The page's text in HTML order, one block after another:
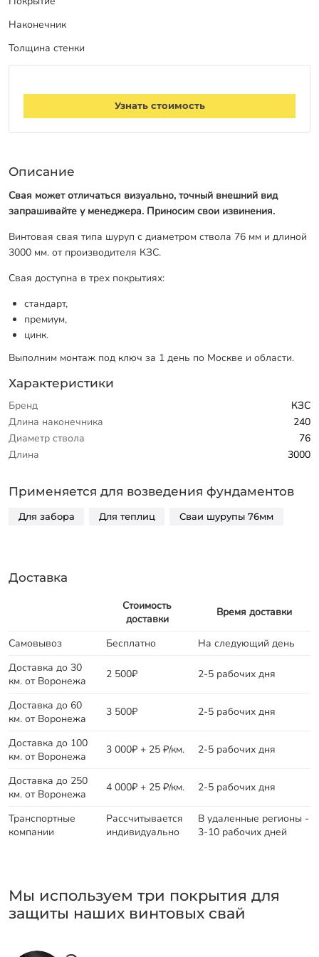
Заказать звонок
Наконечник
Толщина стенки
Узнать стоимость
Описание
Свая может отличаться визуально, точный внешний вид
запрашивайте у менеджера. Приносим свои извинения.
Винтовая свая типа шуруп с диаметром ствола 76 мм и длиной
3000 мм. от производителя КЗС.
Свая доступна в трех покрытиях:
стандарт,
премиум,
цинк.
Выполним монтаж под ключ за 1 день по Москве и области.
Характеристики
Бренд
КЗС
Длина наконечника
240
Диаметр ствола
76
Длина
3000
Применяется для возведения фундаментов
Для забора Для теплиц Сваи шурупы 76мм
Доставка
Стоимость
доставки
Время доставки
Самовывоз Бесплатно
На следующий день
Доставка до 30
км. от Воронежа
2 500₽ 2-5 рабочих дня
Доставка до 60
км. от Воронежа
3 500₽ 2-5 рабочих дня
Доставка до 100
км. от Воронежа
3 000₽ + 25 ₽/км. 2-5 рабочих дня
Доставка до 250
км. от Воронежа
4 000₽ + 25 ₽/км. 2-5 рабочих дня
Транспортные
компании
Рассчитывается
индивидуально
В удаленные регионы -
3-10 рабочих дней
Мы используем три покрытия для
защиты наших винтовых свай